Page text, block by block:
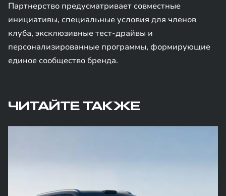
Партнерство предусматривает совместные
инициативы, специальные условия для членов
клуба, эксклюзивные тест-драйвы и
персонализированные программы, формирующие
единое сообщество бренда.
ЧИТАЙТЕ ТАКЖЕ